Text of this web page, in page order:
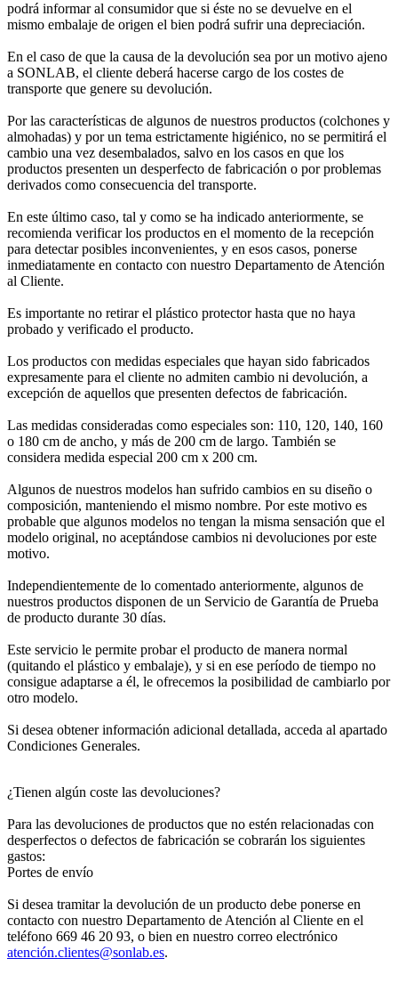
podrá informar al consumidor que si éste no se devuelve en el
mismo embalaje de origen el bien podrá sufrir una depreciación.
En el caso de que la causa de la devolución sea por un motivo ajeno
a SONLAB, el cliente deberá hacerse cargo de los costes de
transporte que genere su devolución.
Por las características de algunos de nuestros productos (colchones y
almohadas) y por un tema estrictamente higiénico, no se permitirá el
cambio una vez desembalados, salvo en los casos en que los
productos presenten un desperfecto de fabricación o por problemas
derivados como consecuencia del transporte.
En este último caso, tal y como se ha indicado anteriormente, se
recomienda verificar los productos en el momento de la recepción
para detectar posibles inconvenientes, y en esos casos, ponerse
inmediatamente en contacto con nuestro Departamento de Atención
al Cliente.
Es importante no retirar el plástico protector hasta que no haya
probado y verificado el producto.
Los productos con medidas especiales que hayan sido fabricados
expresamente para el cliente no admiten cambio ni devolución, a
excepción de aquellos que presenten defectos de fabricación.
Las medidas consideradas como especiales son: 110, 120, 140, 160
o 180 cm de ancho, y más de 200 cm de largo. También se
considera medida especial 200 cm x 200 cm.
Algunos de nuestros modelos han sufrido cambios en su diseño o
composición, manteniendo el mismo nombre. Por este motivo es
probable que algunos modelos no tengan la misma sensación que el
modelo original, no aceptándose cambios ni devoluciones por este
motivo.
Independientemente de lo comentado anteriormente, algunos de
nuestros productos disponen de un Servicio de Garantía de Prueba
de producto durante 30 días.
Este servicio le permite probar el producto de manera normal
(quitando el plástico y embalaje), y si en ese período de tiempo no
consigue adaptarse a él, le ofrecemos la posibilidad de cambiarlo por
otro modelo.
Si desea obtener información adicional detallada, acceda al apartado
Condiciones Generales.
¿Tienen algún coste las devoluciones?
Para las devoluciones de productos que no estén relacionadas con
desperfectos o defectos de fabricación se cobrarán los siguientes
gastos:
Portes de envío
Si desea tramitar la devolución de un producto debe ponerse en
contacto con nuestro Departamento de Atención al Cliente en el
teléfono 669 46 20 93, o bien en nuestro correo electrónico
atención.clientes@sonlab.es.